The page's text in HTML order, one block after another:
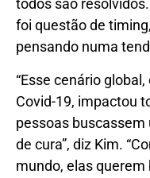
todos são
foi questão de
pensando numa
“Esse cenário
Covid-19, impactou
pessoas
de cura”, diz Kim.
mundo, elas